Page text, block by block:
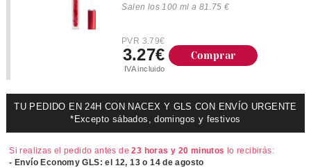
Salen los 100 ml a 81.75 €
PVR 3.79€
3.27€
IVA incluido
Comprar
TU PEDIDO EN 24H CON NACEX Y GLS CON ENVÍO URGENTE
*Excepto sábados, domingos y festivos
Si realizas el pedido antes de23 horas y 20 minutos lo recibirás:
- Envío Economy GLS: el 12, 13 o 14 de agosto